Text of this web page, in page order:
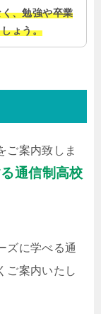
、勉強や卒業
ょう。
ご案内致しま
通信制高校
ズに学べる通
ご案内いたし